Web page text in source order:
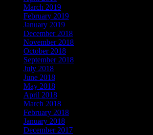
March 2019
February 2019
January 2019
December 2018
November 2018
October 2018
September 2018
July 2018
June 2018
May 2018
April 2018
March 2018
February 2018
January 2018
December 2017